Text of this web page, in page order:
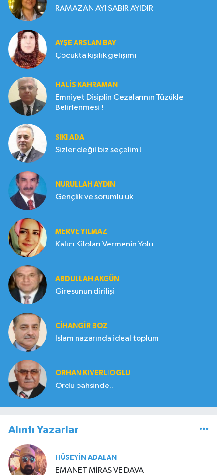
RAMAZAN AYI SABIR AYIDIR
AYŞE ARSLAN BAY
Çocukta kişilik gelişimi
HALIS KAHRAMAN
Emniyet Disiplin Cezalarının Tüzükle
Belirlenmesi !
SIKI ADA
Sizler değil biz seçelim !
NURULLAH AYDIN
Gençlik ve sorumluluk
MERVE YILMAZ
Kalıcı Kiloları Vermenin Yolu
ABDULLAH AKGÜN
Giresunun dirilişi
CIHANGIR BOZ
İslam nazarında ideal toplum
ORHAN KIVERLIOĞLU
Ordu bahsinde..
Alıntı Yazarlar
HÜSEYIN ADALAN
EMANET MİRAS VE DAVA